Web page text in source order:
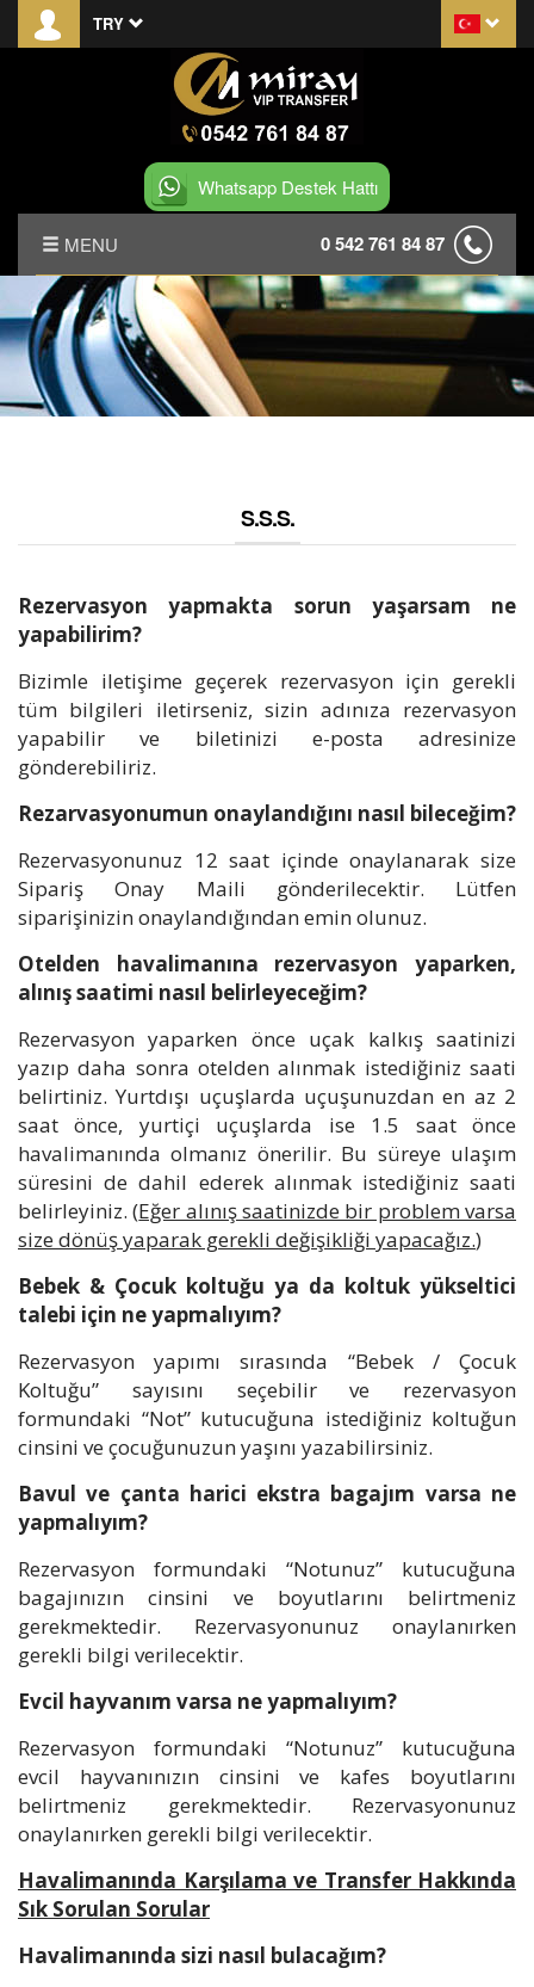
TRY
Whatsapp Destek Hattı
MENU 0 542 761 84 87
ANASAYFA
HAKKIMIZDA
TRANSFER KOŞULLARI
İLETİŞİM
ÜYE GİRİŞİ / KAYIT
S.S.S.
Rezervasyon yapmakta sorun yaşarsam ne
yapabilirim?
Bizimle iletişime geçerek rezervasyon için gerekli
tüm bilgileri iletirseniz, sizin adınıza rezervasyon
yapabilir ve biletinizi e-posta adresinize
gönderebiliriz.
Rezarvasyonumun onaylandığını nasıl bileceğim?
Rezervasyonunuz 12 saat içinde onaylanarak size
Sipariş Onay Maili gönderilecektir. Lütfen
siparişinizin onaylandığından emin olunuz.
Otelden havalimanına rezervasyon yaparken,
alınış saatimi nasıl belirleyeceğim?
Rezervasyon yaparken önce uçak kalkış saatinizi
yazıp daha sonra otelden alınmak istediğiniz saati
belirtiniz. Yurtdışı uçuşlarda uçuşunuzdan en az 2
saat önce, yurtiçi uçuşlarda ise 1.5 saat önce
havalimanında olmanız önerilir. Bu süreye ulaşım
süresini de dahil ederek alınmak istediğiniz saati
belirleyiniz. (Eğer alınış saatinizde bir problem varsa
size dönüş yaparak gerekli değişikliği yapacağız.)
Bebek & Çocuk koltuğu ya da koltuk yükseltici
talebi için ne yapmalıyım?
Rezervasyon yapımı sırasında “Bebek / Çocuk
Koltuğu” sayısını seçebilir ve rezervasyon
formundaki “Not” kutucuğuna istediğiniz koltuğun
cinsini ve çocuğunuzun yaşını yazabilirsiniz.
Bavul ve çanta harici ekstra bagajım varsa ne
yapmalıyım?
Rezervasyon formundaki “Notunuz” kutucuğuna
bagajınızın cinsini ve boyutlarını belirtmeniz
gerekmektedir. Rezervasyonunuz onaylanırken
gerekli bilgi verilecektir.
Evcil hayvanım varsa ne yapmalıyım?
Rezervasyon formundaki “Notunuz” kutucuğuna
evcil hayvanınızın cinsini ve kafes boyutlarını
belirtmeniz gerekmektedir. Rezervasyonunuz
onaylanırken gerekli bilgi verilecektir.
Havalimanında Karşılama ve Transfer Hakkında
Sık Sorulan Sorular
Havalimanında sizi nasıl bulacağım?